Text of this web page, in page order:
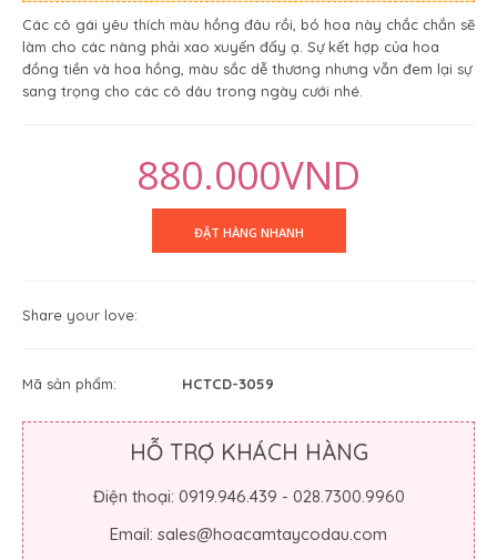
Các cô gái yêu thích màu hồng đâu rồi, bó hoa này chắc chắn sẽ
làm cho các nàng phải xao xuyến đấy ạ. Sự kết hợp của hoa
đồng tiền và hoa hồng, màu sắc dễ thương nhưng vẫn đem lại sự
sang trọng cho các cô dâu trong ngày cưới nhé.
880.000VND
Share your love:
Mã sản phẩm: HCTCD-3059
HỖ TRỢ KHÁCH HÀNG
Điện thoại: 0919.946.439 - 028.7300.9960
Email: sales@hoacamtaycodau.com